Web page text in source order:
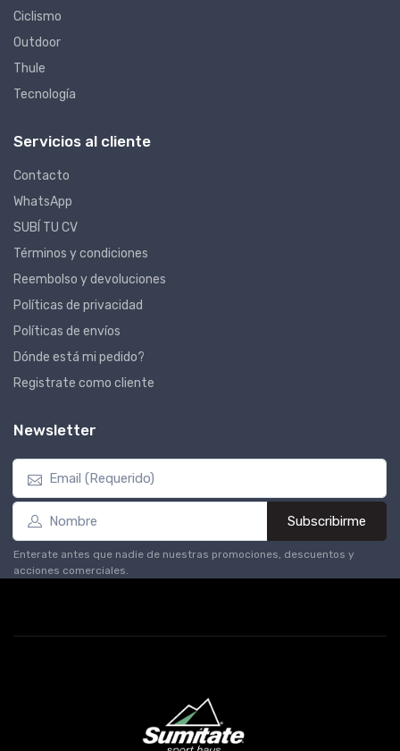
Ciclismo
Outdoor
Thule
Tecnología
Servicios al cliente
Contacto
WhatsApp
SUBÍ TU CV
Términos y condiciones
Reembolso y devoluciones
Políticas de privacidad
Políticas de envíos
Dónde está mi pedido?
Registrate como cliente
Newsletter
Subscribirme
Enterate antes que nadie de nuestras promociones, descuentos y
acciones comerciales.